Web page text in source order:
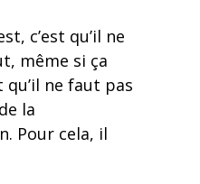
c’est qu’il ne
même si ça
qu’il ne faut pas
la
Pour cela, il